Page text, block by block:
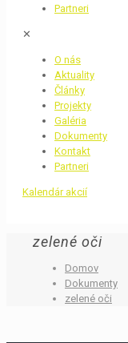
Partneri
✕
O nás
Aktuality
Články
Projekty
Galéria
Dokumenty
Kontakt
Partneri
Kalendár akcií
zelené oči
Domov
Dokumenty
zelené oči